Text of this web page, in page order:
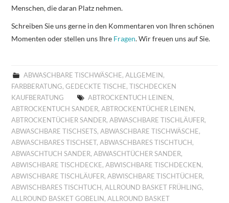
Menschen, die daran Platz nehmen.
Schreiben Sie uns gerne in den Kommentaren von Ihren schönen
Momenten oder stellen uns Ihre Fragen. Wir freuen uns auf Sie.
ABWASCHBARE TISCHWÄSCHE, ALLGEMEIN,
FARBBERATUNG,GEDECKTE TISCHE,TISCHDECKEN
KAUFBERATUNG
ABTROCKENTUCH LEINEN,
ABTROCKENTUCH SANDER,ABTROCKENTÜCHER LEINEN,
ABTROCKENTÜCHER SANDER,ABWASCHBARE TISCHLÄUFER,
ABWASCHBARE TISCHSETS,ABWASCHBARE TISCHWÄSCHE,
ABWASCHBARES TISCHSET,ABWASCHBARES TISCHTUCH,
ABWASCHTUCH SANDER,ABWASCHTÜCHER SANDER,
ABWISCHBARE TISCHDECKE,ABWISCHBARE TISCHDECKEN,
ABWISCHBARE TISCHLÄUFER,ABWISCHBARE TISCHTÜCHER,
ABWISCHBARES TISCHTUCH,ALLROUND BASKET FRÜHLING,
ALLROUND BASKET GOBELIN,ALLROUND BASKET